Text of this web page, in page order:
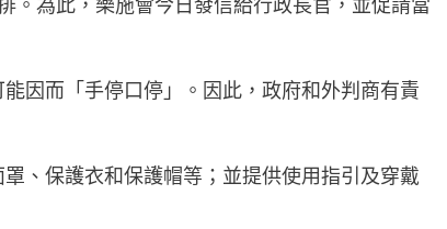
。為此，樂施會今日發信給行政長官，並促請當
因而「手停口停」。因此，政府和外判商有責
、保護衣和保護帽等；並提供使用指引及穿戴